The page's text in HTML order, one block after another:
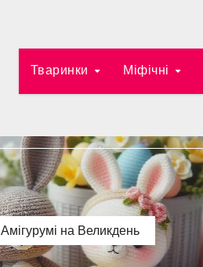
Тваринки Міфічні
Амігурумі на Великдень